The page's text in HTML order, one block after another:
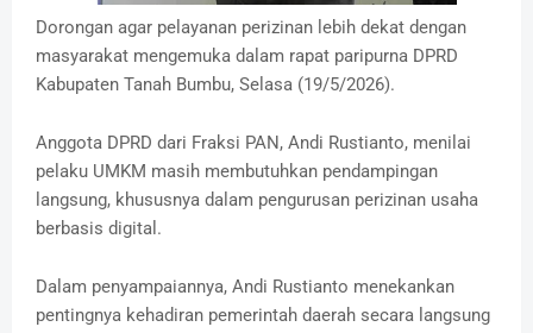
Dorongan agar pelayanan perizinan lebih dekat dengan
masyarakat mengemuka dalam rapat paripurna DPRD
Kabupaten Tanah Bumbu, Selasa (19/5/2026).
Anggota DPRD dari Fraksi PAN, Andi Rustianto, menilai
pelaku UMKM masih membutuhkan pendampingan
langsung, khususnya dalam pengurusan perizinan usaha
berbasis digital.
‎Dalam penyampaiannya, Andi Rustianto menekankan
pentingnya kehadiran pemerintah daerah secara langsung